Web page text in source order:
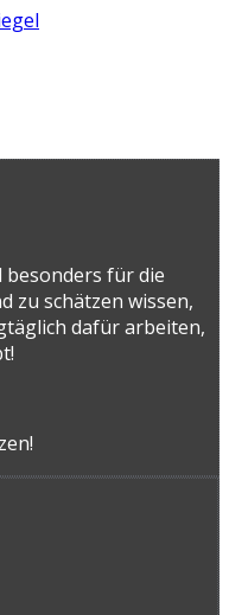
besonders für die
zu schätzen wissen,
dafür arbeiten,